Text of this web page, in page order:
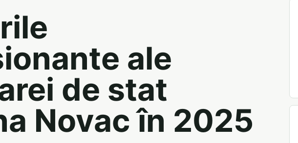
ale
de stat
Novac în 2025